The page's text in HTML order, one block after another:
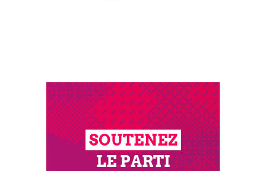
SOUTENEZ
LE PARTI